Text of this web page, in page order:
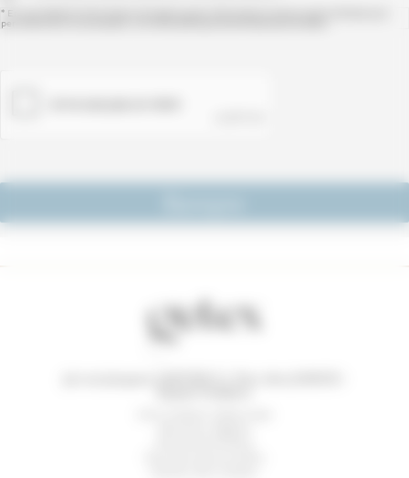
* En soumettant ce formulaire j’accepte que les informations saisies soient utilisées pour
permettre de me recontacter. Lire notre politique de données personnelles.